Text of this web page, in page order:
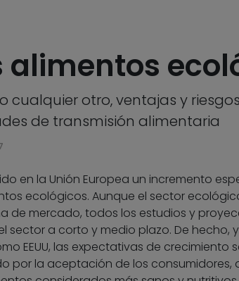
alimentos
cualquier otro, ventajas y
de transmisión alimentaria
en la Unión Europea un incremento
ecológicos. Aunque el sector
de mercado, todos los estudios y
sector a corto y medio plazo. De hecho,
EEUU, las expectativas de crecimiento
por la aceptación de los consumidores,